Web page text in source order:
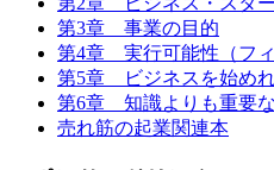
第3章 事業の目的
第4章 実行可能性（フ
第5章 ビジネスを始め
第6章 知識よりも重要
売れ筋の起業関連本